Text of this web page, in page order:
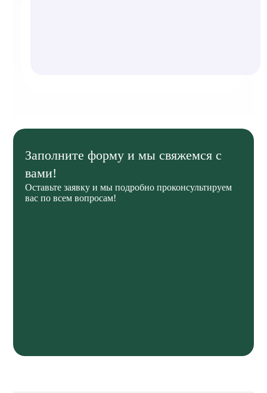
Заполните форму и мы свяжемся с
вами!
Оставьте заявку и мы подробно проконсультируем
вас по всем вопросам!